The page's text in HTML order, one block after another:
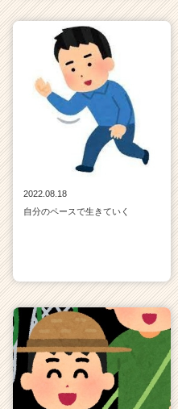
2022.08.18
自分のペースで生きていく